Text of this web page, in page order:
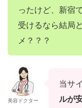
ったけど、新宿
受けるなら結局
メ？？？
美容ドクター
当サ
ルが